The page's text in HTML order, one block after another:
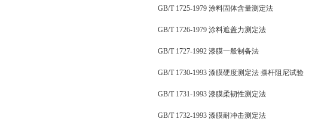
GB/T 1725-1979 涂料固体含量测定法
GB/T 1726-1979 涂料遮盖力测定法
GB/T 1727-1992 漆膜一般制备法
GB/T 1730-1993 漆膜硬度测定法 摆杆阻尼试验
GB/T 1731-1993 漆膜柔韧性测定法
GB/T 1732-1993 漆膜耐冲击测定法